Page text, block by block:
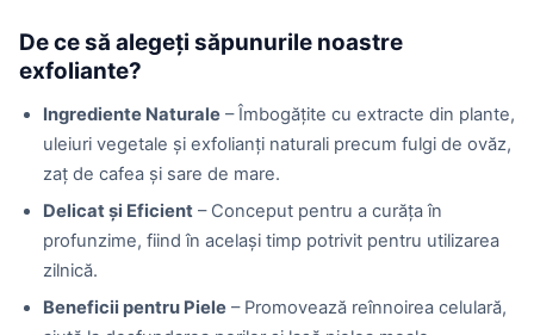
De ce să alegeți săpunurile noastre
exfoliante?
Ingrediente Naturale – Îmbogățite cu extracte din plante,
uleiuri vegetale și exfolianți naturali precum fulgi de ovăz,
zaț de cafea și sare de mare.
Delicat și Eficient – Conceput pentru a curăța în
profunzime, fiind în același timp potrivit pentru utilizarea
zilnică.
Beneficii pentru Piele – Promovează reînnoirea celulară,